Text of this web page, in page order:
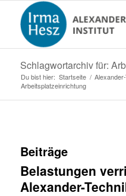
Schlagwortarchiv für:
Du bist hier: Startseite /
Arbeitsplatzeinrichtung
Beiträge
Belastungen
Alexander-